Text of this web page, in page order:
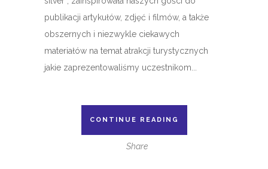
publikacji artykułów, zdjęć i filmów, a także
obszernych i niezwykle ciekawych
materiałów na temat atrakcji turystycznych
jakie zaprezentowaliśmy uczestnikom...
CONTINUE READING
Share